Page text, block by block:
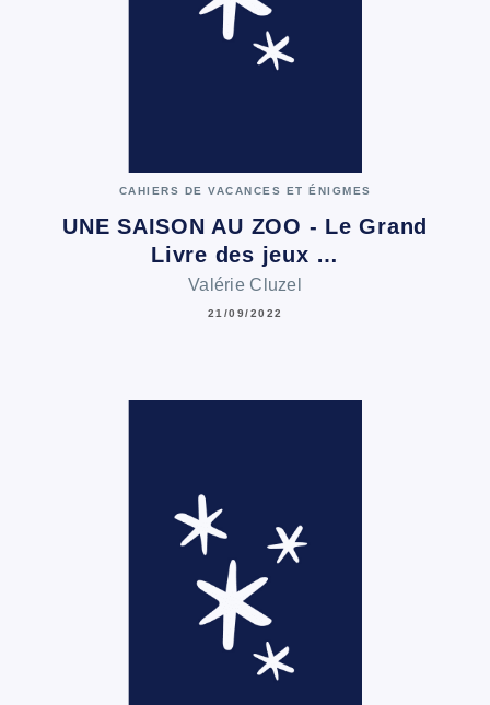
CAHIERS DE VACANCES ET ÉNIGMES
UNE SAISON AU ZOO - Le Grand
Livre des jeux …
Valérie Cluzel
21/09/2022